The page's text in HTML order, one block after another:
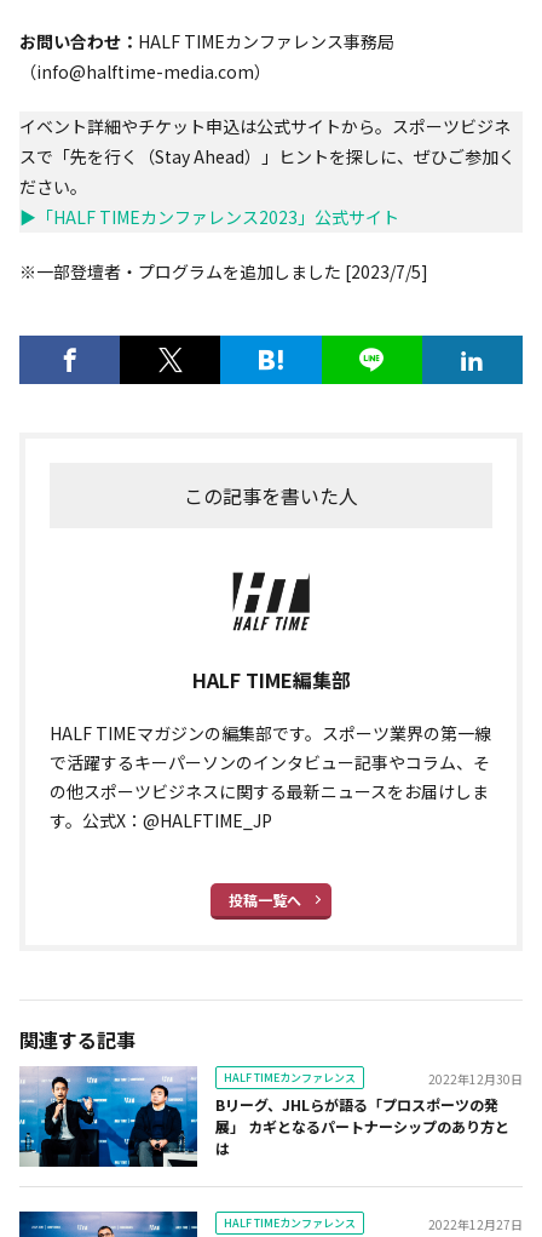
お問い合わせ： HALF TIMEカンファレンス事務局
（info@halftime-media.com）
イベント詳細やチケット申込は公式サイトから。スポーツビジネ
スで「先を行く（Stay Ahead）」ヒントを探しに、ぜひご参加く
ださい。
▶︎「HALF TIMEカンファレンス2023」公式サイト
※一部登壇者・プログラムを追加しました [2023/7/5]
この記事を書いた人
HALF TIME編集部
HALF TIMEマガジンの編集部です。スポーツ業界の第一線
で活躍するキーパーソンのインタビュー記事やコラム、そ
の他スポーツビジネスに関する最新ニュースをお届けしま
す。公式X：@HALFTIME_JP
投稿一覧へ
関連する記事
HALF TIMEカンファレンス 2022年12月30日
Bリーグ、JHLらが語る「プロスポーツの発
展」 カギとなるパートナーシップのあり方と
は
HALF TIMEカンファレンス 2022年12月27日